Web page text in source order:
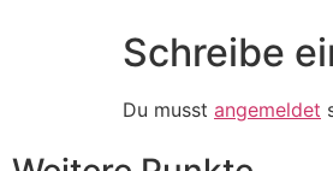
Schreibe
Du musst angemeldet